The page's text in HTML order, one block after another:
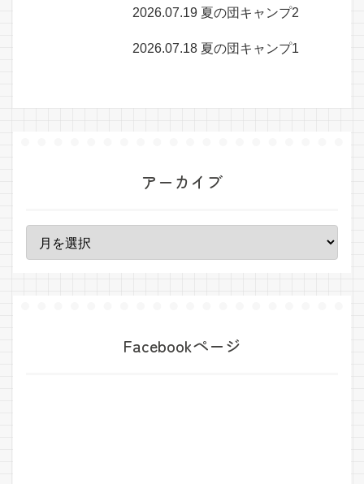
2026.07.19 夏の団キャンプ2
2026.07.18 夏の団キャンプ1
アーカイブ
Facebookページ